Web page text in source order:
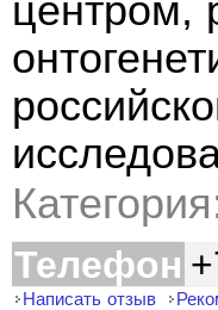
центром,
Телефон
Написать отзыв